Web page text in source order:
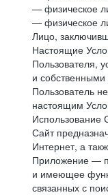
— физическое
— физическое
Лицо,
Настоящие
Пользователя,
и собственными
Пользователь
настоящим
Использование
Сайт
Интернет, а
Приложение —
и имеющее
связанных с